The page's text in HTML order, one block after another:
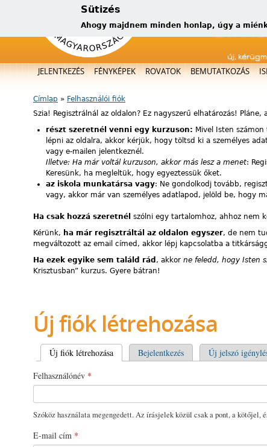
Sütizés
Ahogy majdnem minden honlap, úgy a
új,
Főmenü
JELENTKEZÉS FÉNYKÉPEK ROVATOK BEMUTATKOZÁS
Jelenlegi hely
Címlap » Felhasználói fiók
Szia! Regisztrálnál az oldalon? Ez nagyszerű elhatározás! Pláne,
részt szeretnél venni egy kurzuson: Mivel Isten
lépni az oldalra, akkor kérjük, hogy töltsd ki a személyes
vagy e-mailen jelentkeznél.
Illetve: Ha már voltál kurzuson, akkor más lesz a menet:
Keresünk, ha megleltük, hogy egyeztessük őket.
az iskola munkatársa vagy: Ne gondolkodj tovább,
vagy, akkor már van személyes adatlapod, jelöld be, hogy
Ha csak hozzá szeretnél szólni egy tartalomhoz, ahhoz nem
Kérünk, ha már regisztráltál az oldalon egyszer, de nem
megváltozott az email címed, akkor lépj kapcsolatba a
Ha ezek egyike sem találd rád , akkor ne feledd, hogy Isten
Krisztusban” kurzus. Gyere bátran!
Új fiók létrehozása
Elsődleges fülek
Új fiók létrehozása (aktív fül)Bejelentkezés Új jelszó
Felhasználónév *
Szóköz használata megengedett. Az írásjelek közül csak a pont, a kötőjel,
E-mail cím *